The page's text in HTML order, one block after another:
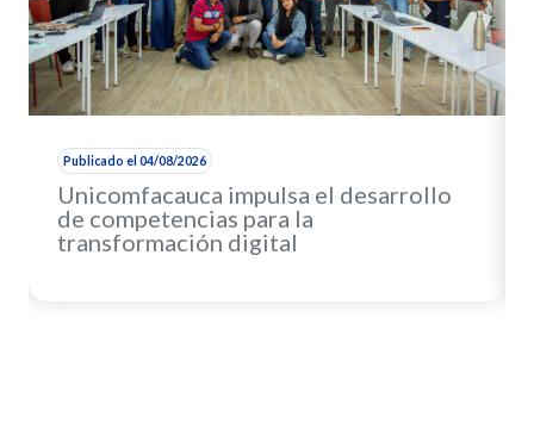
Publicado el 04/08/2026
Unicomfacauca impulsa el desarrollo
de competencias para la
transformación digital